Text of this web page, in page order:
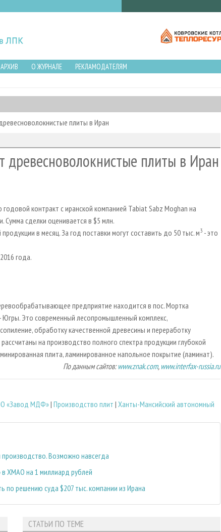
АРХИВ О ЖУРНАЛЕ
РЕКЛАМОДАТЕЛЯМ
плиты в Иран
плиты в Иран
контракт с иранской компанией Tabiat Sabz Moghan на
сделки оценивается в $5 млн.
в месяц. За год поставки могут составить до 50 тыс. м3 - это
года.
предприятие находится в пос. Мортка
Это современный лесопромышленный комплекс,
обработку качественной древесины и переработку
на производство полного спектра продукции глубокой
плита, ламинированное напольное покрытие (ламинат).
По данным сайтов:www.znak.com, www.interfax-russia.ru
«Завод МДФ»| Производство плит | Ханты-Мансийский автономный
Возможно навсегда
ХМАО на 1 миллиард рублей
решению суда $207 тыс. компании из Ирана
СТАТЬИ ПО ТЕМЕ